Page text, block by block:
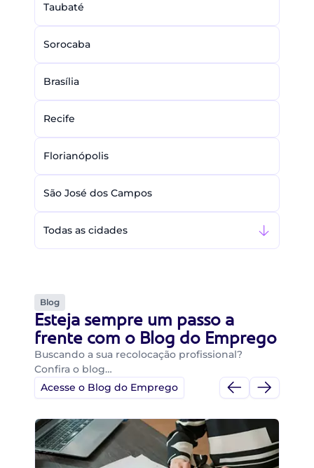
Taubaté
Sorocaba
Brasília
Recife
Florianópolis
São José dos Campos
Todas as cidades
Blog
Esteja sempre um passo a
frente com o Blog do Emprego
Buscando a sua recolocação profissional?
Confira o blog…
Acesse o Blog do Emprego